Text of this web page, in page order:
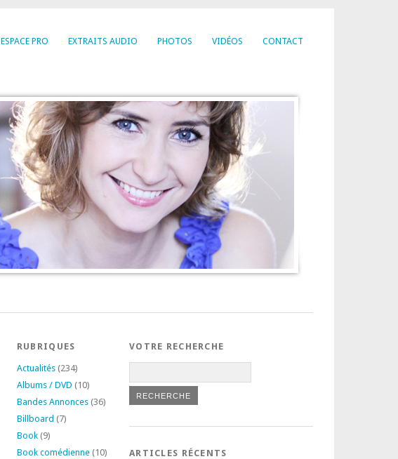
ESPACE PRO EXTRAITS AUDIO PHOTOS VIDÉOS CONTACT
RUBRIQUES
Actualités(234)
Albums / DVD (10)
Bandes Annonces(36)
Billboard (7)
Book(9)
Book comédienne(10)
VOTRE RECHERCHE
ARTICLES RÉCENTS